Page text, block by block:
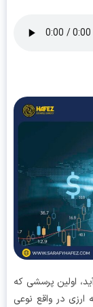
پرسشی که
واقع نوعی